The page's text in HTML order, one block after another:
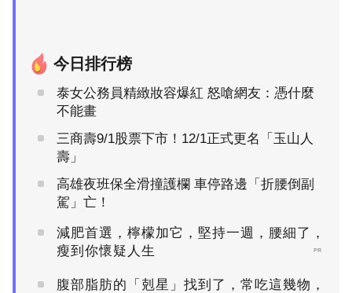
今日排行榜
泰女公務員精緻妝容爆紅 怒嗆網友：憑什麼
不能畫
三商壽9/1股票下市！12/1正式更名「玉山人
壽」
高雄夜班保全滑撞護欄 車停路邊「折腰倒副
駕」亡！
減肥首選，檸檬加它，堅持一週，腰細了，
瘦到你懷疑人生
PR
腹部脂肪的「剋星」找到了，常吃這幾物，